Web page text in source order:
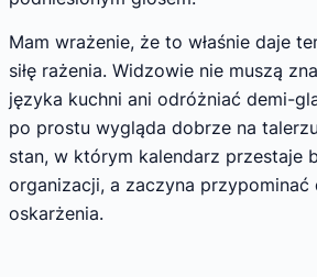
Mam wrażenie, że to właśnie daje
siłę rażenia. Widzowie nie muszą
języka kuchni ani odróżniać demi-
po prostu wygląda dobrze na
stan, w którym kalendarz przestaje
organizacji, a zaczyna przypominać
oskarżenia.